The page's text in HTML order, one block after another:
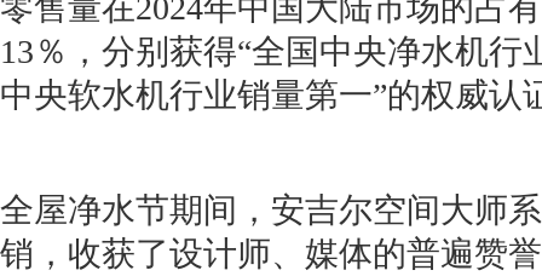
零售量在2024年中国大陆市场的占
13％，分别获得“全国中央净水机行
中央软水机行业销量第一”的权威认
全屋净水节期间，安吉尔空间大师
销，收获了设计师、媒体的普遍赞